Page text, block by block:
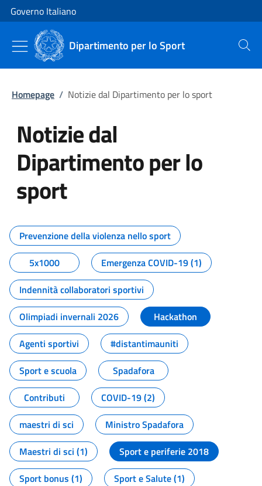
Vai al contenuto
Vai alla navigazione del sito
Governo Italiano
Dipartimento per lo Sport Cerca
Homepage / Notizie dal Dipartimento per lo sport
Notizie dal
Dipartimento per lo
sport
Tutti i contenuti della pagina
Prevenzione della violenza nello sport
5x1000
Emergenza COVID-19 (1)
Indennità collaboratori sportivi
Olimpiadi invernali 2026
Hackathon
Agenti sportivi
#distantimauniti
Sport e scuola
Spadafora
Contributi
COVID-19 (2)
maestri di sci
Ministro Spadafora
Maestri di sci (1)
Sport e periferie 2018
Sport bonus (1)
Sport e Salute (1)